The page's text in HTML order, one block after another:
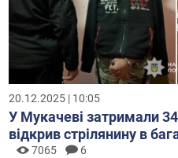
20.12.2025 | 10:05
У Мукачеві затримали
відкрив стрілянину в
7065 6